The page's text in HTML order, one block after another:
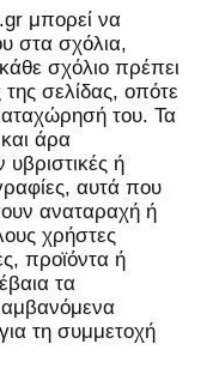
μπορεί να
στα σχόλια,
σχόλιο πρέπει
της σελίδας, οπότε
του. Τα
άρα
υβριστικές ή
αυτά που
αναταραχή ή
χρήστες
προϊόντα ή
τα
τη συμμετοχή